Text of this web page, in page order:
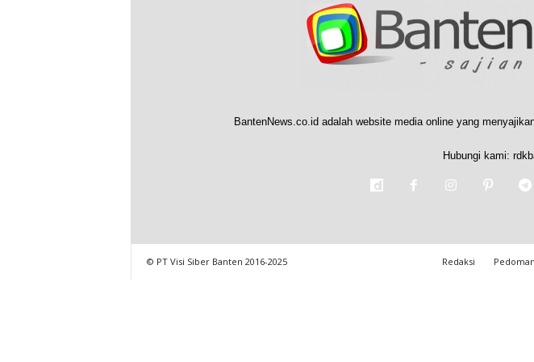
BantenNews.co.id adalah website media online yang
Hubungi kami:
Redaksi
© PT Visi Siber Banten 2016-2025